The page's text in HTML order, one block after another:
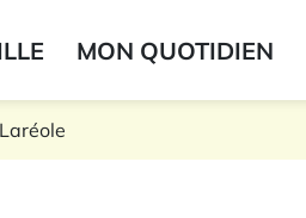
MON QUOTIDIEN